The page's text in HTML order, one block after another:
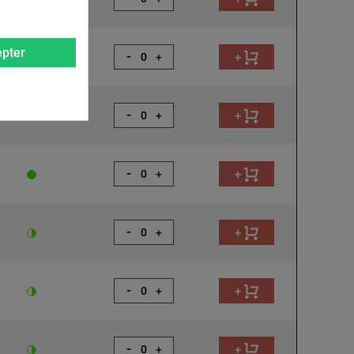
- + +
- + +
- + +
- + +
- + +
- + +